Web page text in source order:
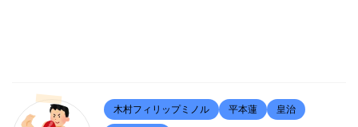
木村フィリップミノル 平本蓮 皇治